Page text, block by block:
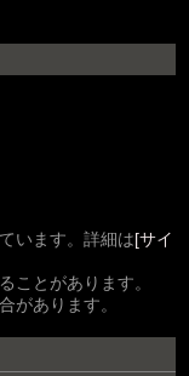
います。詳細は[サイ
ことがあります。
があります。